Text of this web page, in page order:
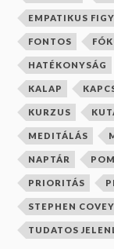
EMPATIKUS
FONTOS
HATÉKONYSÁG
KALAP
KURZUS
MEDITÁLÁS
NAPTÁR
PRIORITÁS
STEPHEN COVEY
TUDATOS